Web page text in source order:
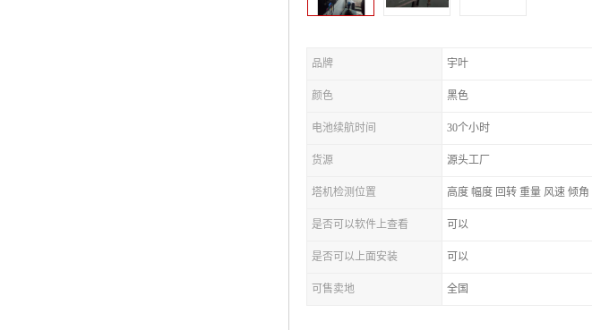
品牌 宇叶
颜色 黑色
电池续航时间 30个小时
货源 源头工厂
塔机检测位置 高度 幅度 回转 重量 风速 倾角
是否可以软件上查看 可以
是否可以上面安装 可以
可售卖地 全国